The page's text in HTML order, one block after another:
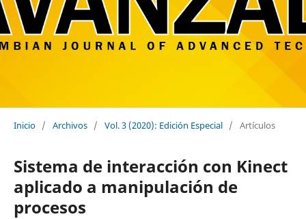
Inicio / Archivos / Vol. 3 (2020): Edición Especial / Artículos
Sistema de interacción con Kinect
aplicado a manipulación de
procesos